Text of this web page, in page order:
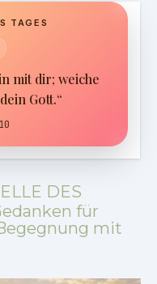
TAGES
mit dir; weiche
Gott.“
DES
für
mit